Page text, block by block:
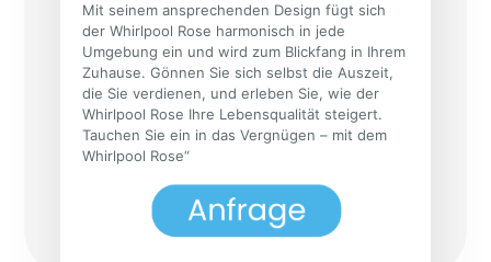
Mit seinem ansprechenden Design fügt sich
der Whirlpool Rose harmonisch in jede
Umgebung ein und wird zum Blickfang in Ihrem
Zuhause. Gönnen Sie sich selbst die Auszeit,
die Sie verdienen, und erleben Sie, wie der
Whirlpool Rose Ihre Lebensqualität steigert.
Tauchen Sie ein in das Vergnügen – mit dem
Whirlpool Rose“